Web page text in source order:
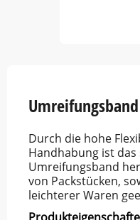
Durch die hohe
Handhabung ist das
Umreifungsband
von Packstücken,
leichterer Waren